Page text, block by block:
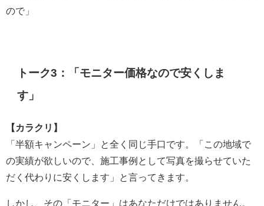
ので」
トーク3：「モニター価格なので安くしま
す」
【カラクリ】
「半額キャンペーン」と全く同じ手口です。「この地域で
の実績が欲しいので、施工事例として写真を撮らせていた
だく代わりに安くします」と言ってきます。
しかし、その「モニター」はあなただけではありません。